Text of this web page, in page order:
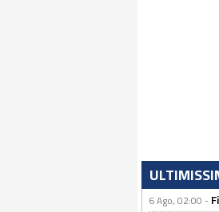
6 Ago, 02:00 -